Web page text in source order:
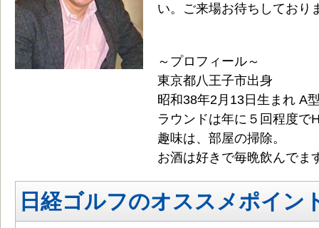
い。ご来場お待ちしており
～プロフィール～
東京都八王子市出身
昭和38年2月13日生まれ A
ラウンドは年に５回程度で
趣味は、部屋の掃除。
お酒は好きで毎晩飲んでま
日経ゴルフのオススメポイン